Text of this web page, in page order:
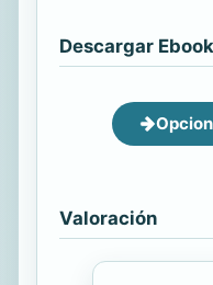
Descargar Ebook
Valoración